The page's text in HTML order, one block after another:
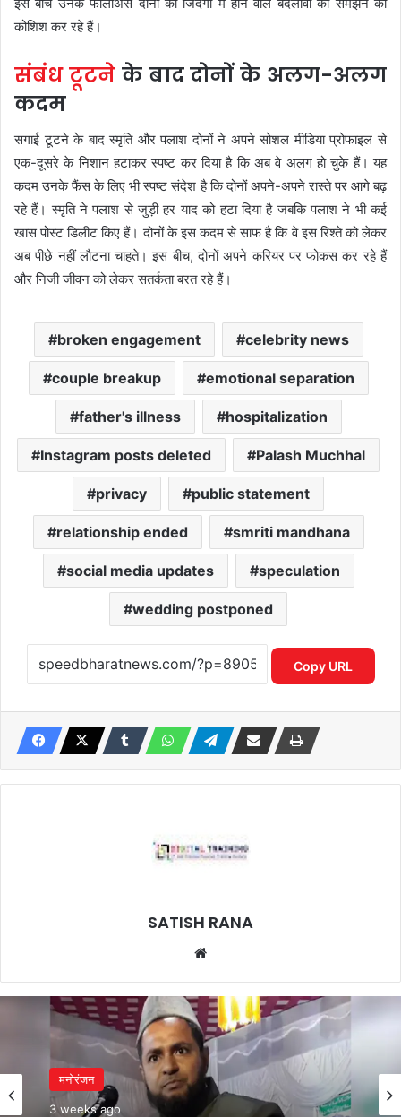
कोशिश कर रहे हैं।
संबंध टूटनेके बाद दोनों के अलग-अलग
कदम
सगाई टूटने के बाद स्मृति और पलाश दोनों ने अपने सोशल मीडिया प्रोफाइल से
एक-दूसरे के निशान हटाकर स्पष्ट कर दिया है कि अब वे अलग हो चुके हैं। यह
कदम उनके फैंस के लिए भी स्पष्ट संदेश है कि दोनों अपने-अपने रास्ते पर आगे बढ़
रहे हैं। स्मृति ने पलाश से जुड़ी हर याद को हटा दिया है जबकि पलाश ने भी कई
खास पोस्ट डिलीट किए हैं। दोनों के इस कदम से साफ है कि वे इस रिश्ते को लेकर
अब पीछे नहीं लौटना चाहते। इस बीच, दोनों अपने करियर पर फोकस कर रहे हैं
और निजी जीवन को लेकर सतर्कता बरत रहे हैं।
broken engagement celebrity news
couple breakup emotional separation
father's illness hospitalization
Instagram posts deleted Palash Muchhal
privacy public statement
relationship ended smriti mandhana
social media updates speculation
wedding postponed
Copy URL
SATISH RANA
मनोरंजन
3 weeks ago